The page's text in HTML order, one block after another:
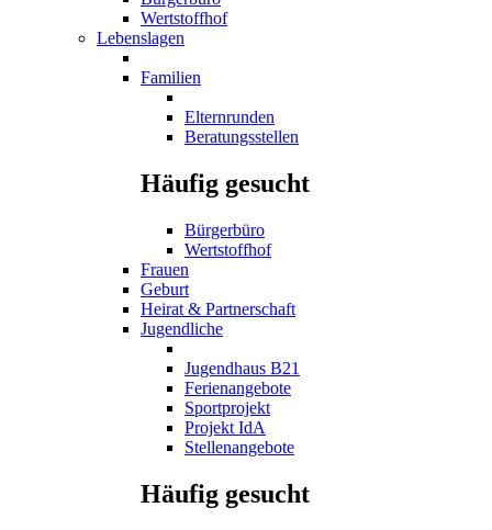
Wertstoffhof
Lebenslagen
Familien
Elternrunden
Beratungsstellen
Häufig gesucht
Bürgerbüro
Wertstoffhof
Frauen
Geburt
Heirat & Partnerschaft
Jugendliche
Jugendhaus B21
Ferienangebote
Sportprojekt
Projekt IdA
Stellenangebote
Häufig gesucht